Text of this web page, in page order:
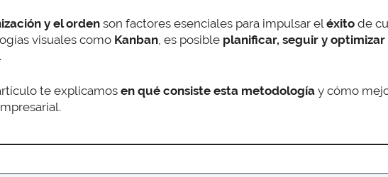
y el orden son factores esenciales para impulsar eléxito de
visuales como Kanban, es posible planificar, seguir y
te explicamosen qué consiste esta metodología y cómo